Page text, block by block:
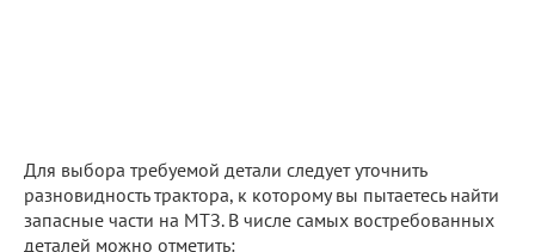
Для выбора требуемой детали следует уточнить
разновидность трактора, к которому вы пытаетесь найти
запасные части на МТЗ. В числе самых востребованных
деталей можно отметить: